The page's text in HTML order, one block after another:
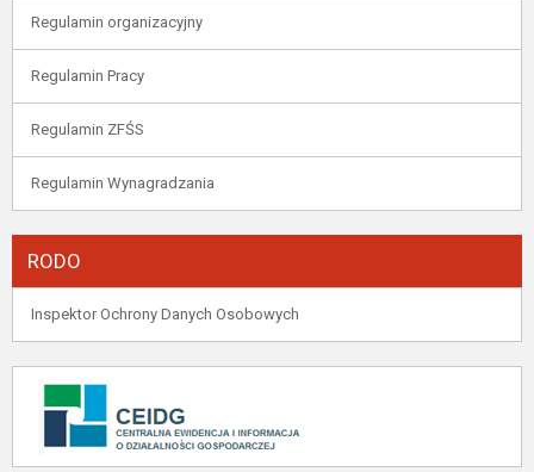
Regulamin organizacyjny
Regulamin Pracy
Regulamin ZFŚS
Regulamin Wynagradzania
RODO
Inspektor Ochrony Danych Osobowych